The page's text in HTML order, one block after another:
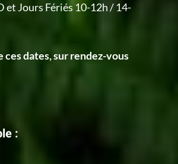
et Jours Fériés 10-12h / 14-
ces dates, sur rendez-vous
: